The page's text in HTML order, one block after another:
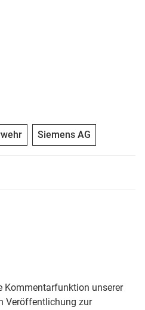
Siemens AG
Kommentarfunktion unserer
Veröffentlichung zur